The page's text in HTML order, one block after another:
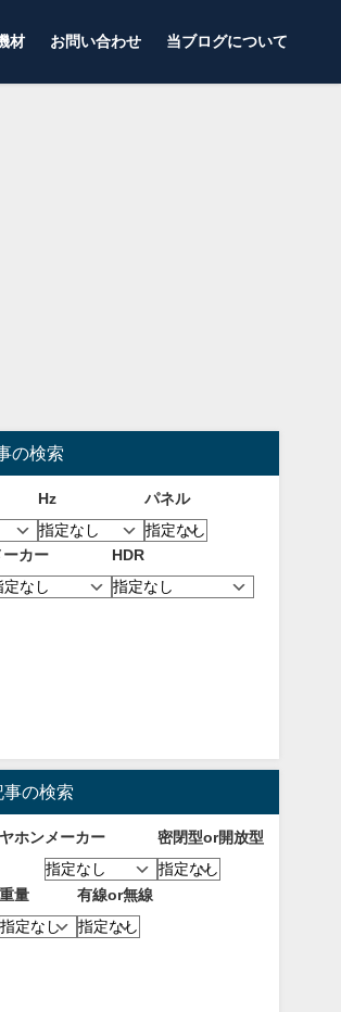
材 お問い合わせ 当ブログについて
ーミングモニター
モニター！メ
やHDR1400
良くするFPS向けコントローラ
アタッチメント！フリークとエ
イムリングのメリットについ
て！【PS4/PS5】
の検索
Hz パネル
ーカー HDR
の検索
ホン メーカー 密閉型or開放型
重量 有線or無線